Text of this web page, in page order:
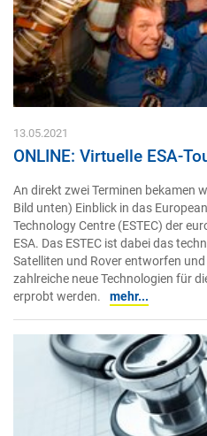
13.05.2021
ONLINE: Virtuelle ESA-
An direkt zwei Terminen bekamen
Bild unten) Einblick in das
Technology Centre (ESTEC) der
ESA. Das ESTEC ist dabei das
Satelliten und Rover entworfen
zahlreiche neue Technologien für
erprobt werden.
mehr...